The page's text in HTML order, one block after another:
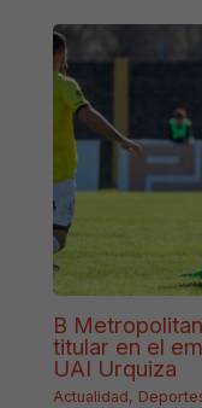
B
titular en el
UAI Urquiza
Actualidad,